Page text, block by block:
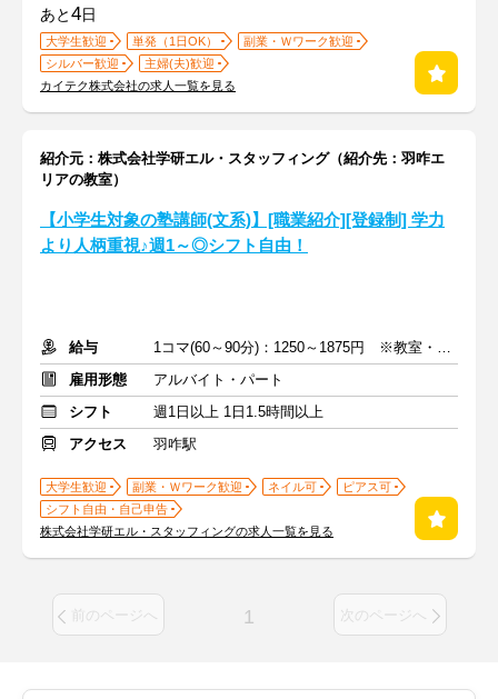
あと4日
大学生歓迎 単発（1日OK）
副業・Ｗワーク歓迎
シルバー歓迎
主婦(夫)歓迎
カイテク株式会社の求人一覧を見る
紹介元：株式会社学研エル・スタッフィング（紹介先：羽咋エ
リアの教室）
【小学生対象の塾講師(文系)】[職業紹介][登録制] 学力
より人柄重視♪週1～◎シフト自由！
給与
1コマ(60～90分)：1250～1875円 ※教室・指導内容・対象による
雇用形態
アルバイト・パート
シフト
週1日以上 1日1.5時間以上
アクセス
羽咋駅
大学生歓迎 副業・Ｗワーク歓迎 ネイル可
ピアス可
シフト自由・自己申告
株式会社学研エル・スタッフィングの求人一覧を見る
前のページへ 1 次のページへ